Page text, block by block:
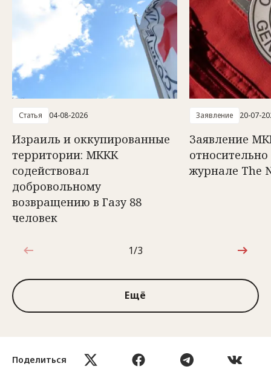
Поделиться
Статья 04-08-2026
Израиль и оккупированные
территории: МККК
содействовал
добровольному
возвращению в Газу 88
человек
Заявление 20-07-
Заявление
относительно
журнале The
1 из 3
1/3
Ещё